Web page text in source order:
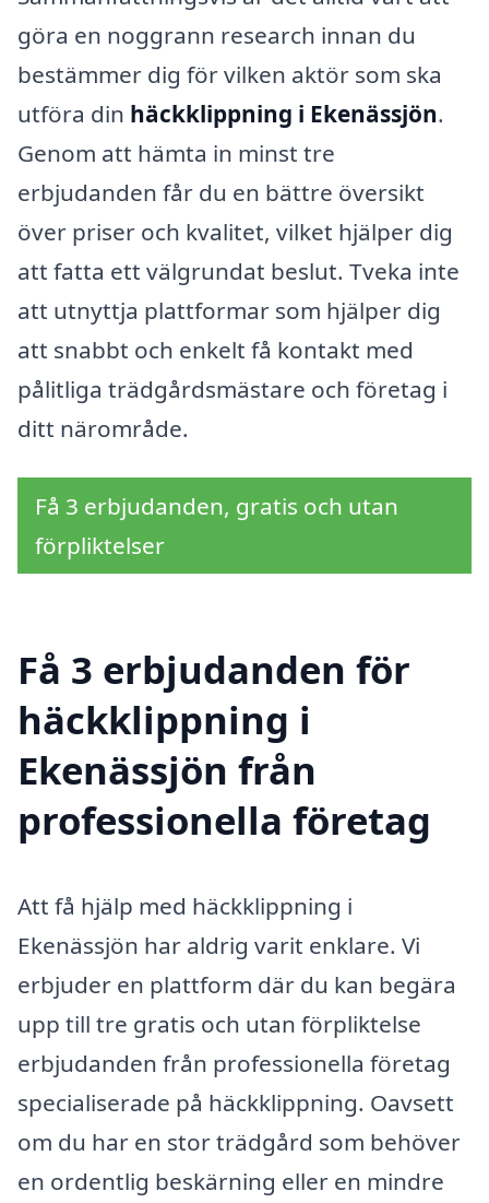
göra en noggrann research innan du
bestämmer dig för vilken aktör som ska
utföra din häckklippning i Ekenässjön.
Genom att hämta in minst tre
erbjudanden får du en bättre översikt
över priser och kvalitet, vilket hjälper dig
att fatta ett välgrundat beslut. Tveka inte
att utnyttja plattformar som hjälper dig
att snabbt och enkelt få kontakt med
pålitliga trädgårdsmästare och företag i
ditt närområde.
Få 3 erbjudanden, gratis och utan
förpliktelser
Få 3 erbjudanden för
häckklippning i
Ekenässjön från
professionella företag
Att få hjälp med häckklippning i
Ekenässjön har aldrig varit enklare. Vi
erbjuder en plattform där du kan begära
upp till tre gratis och utan förpliktelse
erbjudanden från professionella företag
specialiserade på häckklippning. Oavsett
om du har en stor trädgård som behöver
en ordentlig beskärning eller en mindre